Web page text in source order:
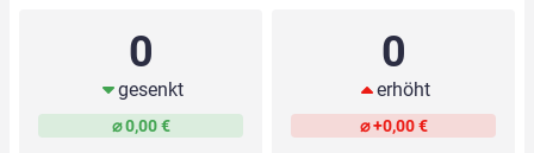
0
gesenkt
⌀ 0,00 €
0
erhöht
⌀ +0,00 €